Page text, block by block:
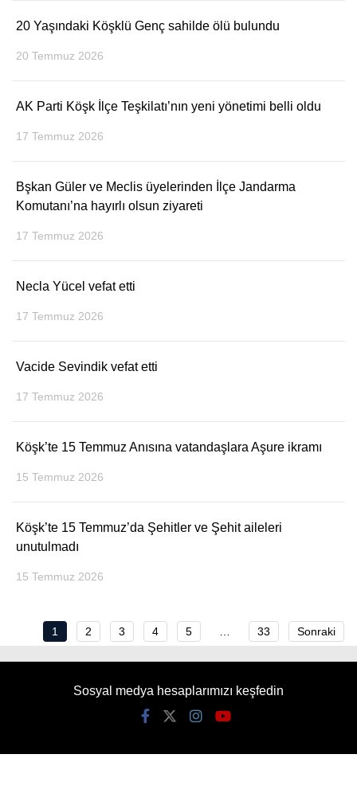
20 Yaşındaki Köşklü Genç sahilde ölü bulundu
20 Temmuz 2026
AK Parti Köşk İlçe Teşkilatı’nın yeni yönetimi belli oldu
17 Temmuz 2026
Bşkan Güler ve Meclis üyelerinden İlçe Jandarma
Komutanı’na hayırlı olsun ziyareti
17 Temmuz 2026
Necla Yücel vefat etti
17 Temmuz 2026
Vacide Sevindik vefat etti
17 Temmuz 2026
Köşk’te 15 Temmuz Anısına vatandaşlara Aşure ikramı
15 Temmuz 2026
Köşk’te 15 Temmuz’da Şehitler ve Şehit aileleri
unutulmadı
15 Temmuz 2026
1 2 3 4 5 33 Sonraki
Sosyal medya hesaplarımızı keşfedin